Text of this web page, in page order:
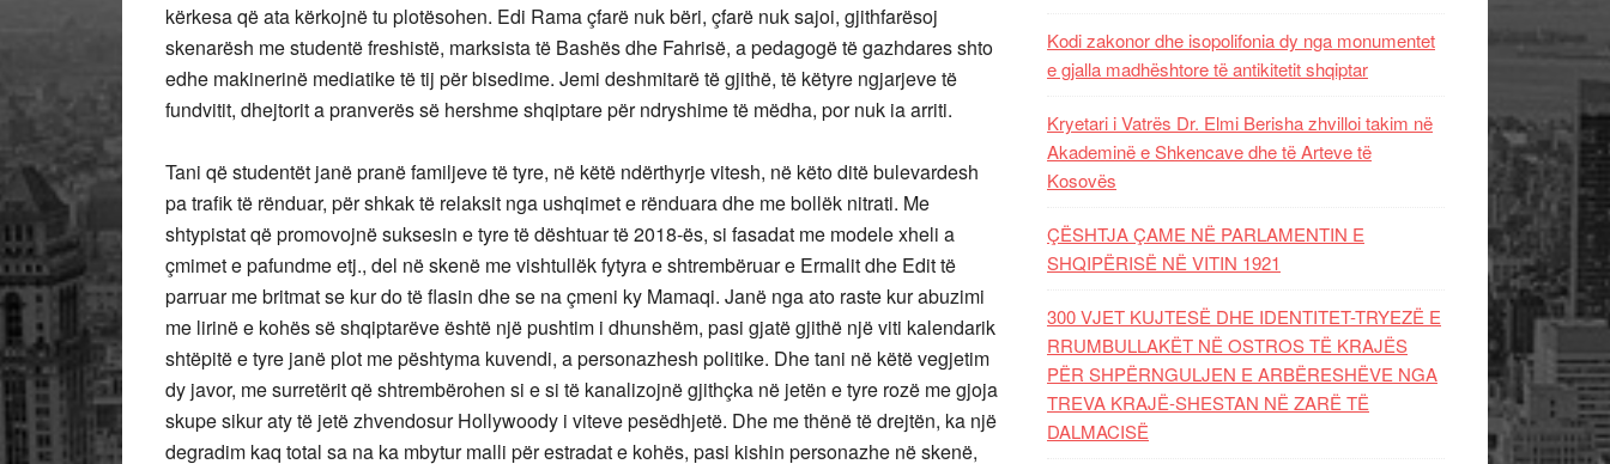
kërkesa që ata kërkojnë tu plotësohen. Edi Rama çfarë nuk bëri, çfarë nuk sajoi, gjithfarësoj
skenarësh me studentë freshistë, marksista të Bashës dhe Fahrisë, a pedagogë të gazhdares shto
edhe makinerinë mediatike të tij për bisedime. Jemi deshmitarë të gjithë, të këtyre ngjarjeve të
fundvitit, dhejtorit a pranverës së hershme shqiptare për ndryshime të mëdha, por nuk ia arriti.
Tani që studentët janë pranë familjeve të tyre, në këtë ndërthyrje vitesh, në këto ditë bulevardesh
pa trafik të rënduar, për shkak të relaksit nga ushqimet e rënduara dhe me bollëk nitrati. Me
shtypistat që promovojnë suksesin e tyre të dështuar të 2018-ës, si fasadat me modele xheli a
çmimet e pafundme etj., del në skenë me vishtullëk fytyra e shtrembëruar e Ermalit dhe Edit të
parruar me britmat se kur do të flasin dhe se na çmeni ky Mamaqi. Janë nga ato raste kur abuzimi
me lirinë e kohës së shqiptarëve është një pushtim i dhunshëm, pasi gjatë gjithë një viti kalendarik
shtëpitë e tyre janë plot me pështyma kuvendi, a personazhesh politike. Dhe tani në këtë vegjetim
dy javor, me surretërit që shtrembërohen si e si të kanalizojnë gjithçka në jetën e tyre rozë me gjoja
skupe sikur aty të jetë zhvendosur Hollywoody i viteve pesëdhjetë. Dhe me thënë të drejtën, ka një
degradim kaq total sa na ka mbytur malli për estradat e kohës, pasi kishin personazhe në skenë,
Kodi zakonor dhe isopolifonia dy nga monumentet
e gjalla madhështore të antikitetit shqiptar
Kryetari i Vatrës Dr. Elmi Berisha zhvilloi takim në
Akademinë e Shkencave dhe të Arteve të
Kosovës
ÇËSHTJA ÇAME NË PARLAMENTIN E
SHQIPËRISË NË VITIN 1921
300 VJET KUJTESË DHE IDENTITET-TRYEZË E
RRUMBULLAKËT NË OSTROS TË KRAJËS
PËR SHPËRNGULJEN E ARBËRESHËVE NGA
TREVA KRAJË-SHESTAN NË ZARË TË
DALMACISË